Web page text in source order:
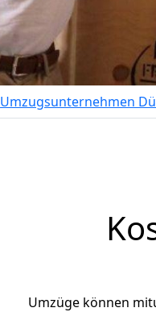
Umzugsunternehmen
Umzüge können